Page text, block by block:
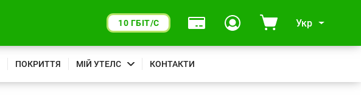
10 ГБІТ/С Укр
ПОКРИТТЯ МІЙ УТЕЛС КОНТАКТИ